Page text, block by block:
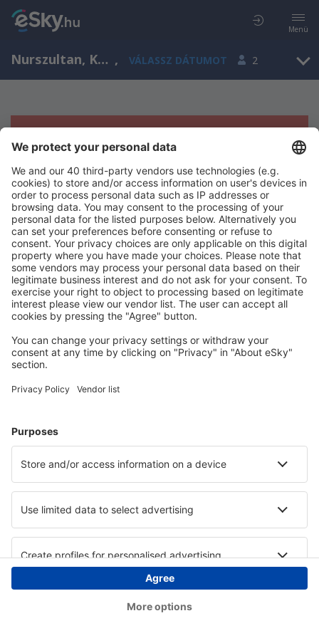
Menü
Nurszultan, Kazahsztán , VÁLASSZ DÁTUMOT 2
Sajnos semmilyen eredménnyel nem
szolgálhatunk.
Próbáld meg még egyszer más kritériumot kiválasztva
Copyright © eSky.hu Minden jog fenntartva.